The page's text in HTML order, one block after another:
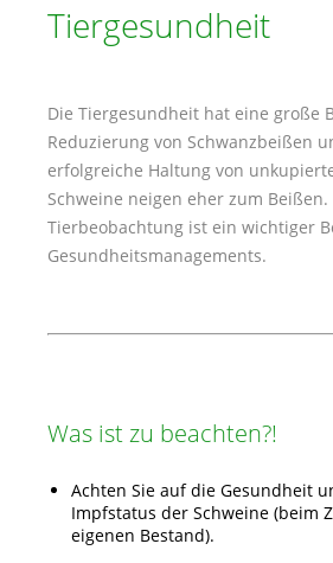
Tiergesundheit
Die Tiergesundheit hat eine große
Reduzierung von Schwanzbeißen
erfolgreiche Haltung von
Schweine neigen eher zum Beißen.
Tierbeobachtung ist ein wichtiger
Gesundheitsmanagements.
Was ist zu beachten?!
Achten Sie auf die Gesundheit
Impfstatus der Schweine (beim
eigenen Bestand).